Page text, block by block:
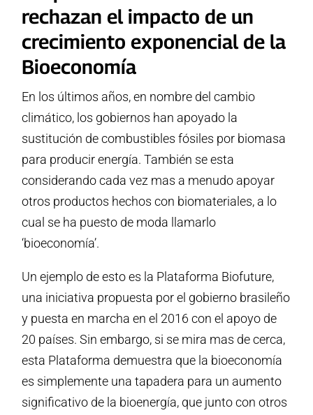
rechazan el impacto de un
crecimiento exponencial de la
Bioeconomía
En los últimos años, en nombre del cambio
climático, los gobiernos han apoyado la
sustitución de combustibles fósiles por biomasa
para producir energía. También se esta
considerando cada vez mas a menudo apoyar
otros productos hechos con biomateriales, a lo
cual se ha puesto de moda llamarlo
‘bioeconomía’.
Un ejemplo de esto es la Plataforma Biofuture,
una iniciativa propuesta por el gobierno brasileño
y puesta en marcha en el 2016 con el apoyo de
20 países. Sin embargo, si se mira mas de cerca,
esta Plataforma demuestra que la bioeconomía
es simplemente una tapadera para un aumento
significativo de la bioenergía, que junto con otros